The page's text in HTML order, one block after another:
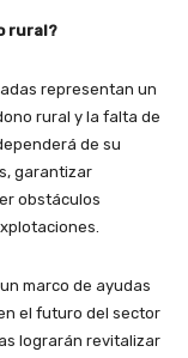
rural?
representan un
rural y la falta de
de su
, garantizar
obstáculos
marco de ayudas
el futuro del sector
lograrán revitalizar